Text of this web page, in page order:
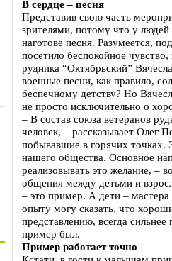
В сердце – песня
Представив свою часть
зрителями, потому что у людей
наготове песня. Разумеется,
посетило беспокойное
рудника “Октябрьский”
военные песни, как правило,
беспечному детству? Но
не просто исключительно о
– В состав союза ветеранов
человек, – рассказывает Олег
побывавшие в горячих точках.
нашего общества. Основное
реализовывать это желание, –
общения между детьми и
– это пример. А дети –
опыту могу сказать, что
представлению, всегда
пример был.
Пример работает точно